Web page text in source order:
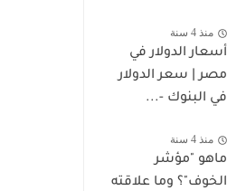
منذ 4 سنة
أسعار الدولار في
مصر | سعر الدولار
في البنوك -...
منذ 4 سنة
ماهو "مؤشر
الخوف"؟ وما علاقته